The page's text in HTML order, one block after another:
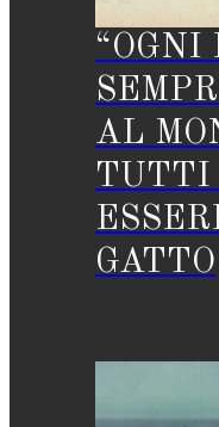
“OGNI
AL
TUTTI
GATTO